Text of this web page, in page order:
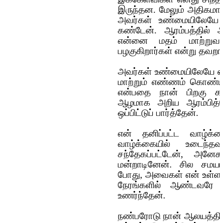
இருந்தன‌. மேலும்
அவர்கள் உண்மையிலேயே
கண்டேன். ஆரம்பத்தில்
என்னை மதம்
பழகுகிறார்கள் என்று
அவர்கள் உண்மையிலேயே
மாற்றும் எண்ணம்
என்பதை நான் பிறகு
ஆழமாக அறிய
ஒப்பிட்டுப் பார்த்தேன்.
என் தனிப்பட்ட
வாழ்க்கையில்
சந்தேகப்பட்டேன்,
மன்றாடினேன். சில
போது, அவைகள் என்
நேரங்களில் ஆண்டவரே
உணர்ந்தேன்.
நண்பரோடு நான்